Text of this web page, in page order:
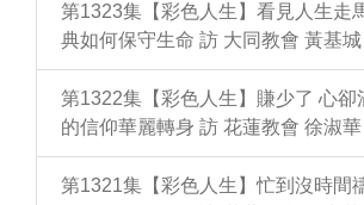
第1323集【彩色人生】看見人生走
典如何保守生命 訪 大同教會 黃基
第1322集【彩色人生】賺少了 心卻
的信仰華麗轉身 訪 花蓮教會 徐淑
第1321集【彩色人生】忙到沒時間